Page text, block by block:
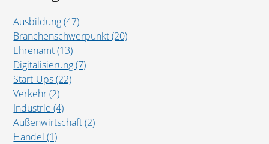
Ausbildung (47)
Branchenschwerpunkt (20)
Ehrenamt (13)
Digitalisierung (7)
Start-Ups (22)
Verkehr (2)
Industrie (4)
Außenwirtschaft (2)
Handel (1)